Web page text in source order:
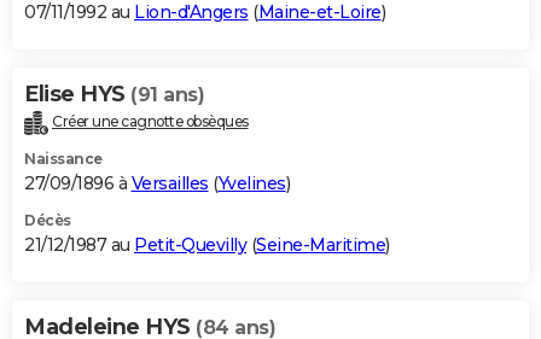
07/11/1992 au Lion-d'Angers (Maine-et-Loire)
Elise HYS (91 ans)
Créer une cagnotte obsèques
Naissance
27/09/1896 à Versailles (Yvelines)
Décès
21/12/1987 au Petit-Quevilly(Seine-Maritime)
Madeleine HYS (84 ans)